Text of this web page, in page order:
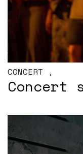
CONCERT ,
Concert